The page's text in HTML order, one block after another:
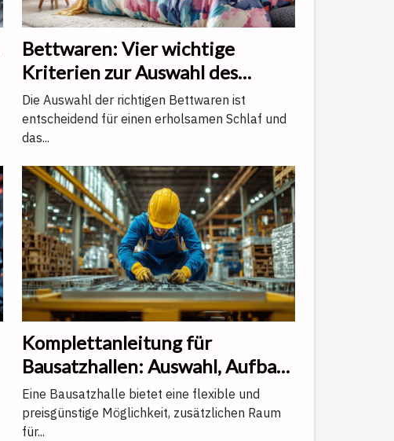
Bettwaren: Vier wichtige
Kriterien zur Auswahl des
richtigen Matratzes.
Die Auswahl der richtigen Bettwaren ist
entscheidend für einen erholsamen Schlaf und
das...
Komplettanleitung für
Bausatzhallen: Auswahl, Aufbau
und Einsparungen
Eine Bausatzhalle bietet eine flexible und
preisgünstige Möglichkeit, zusätzlichen Raum
für...